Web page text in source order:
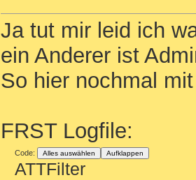
Ja tut mir leid ich
ein Anderer ist
So hier nochmal
FRST Logfile:
Code: Alles auswählen Aufklappen
ATTFilter